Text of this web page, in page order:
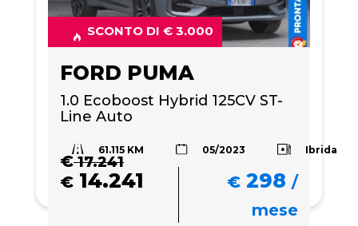
SCONTO DI € 3.000
FORD PUMA
1.0 Ecoboost Hybrid 125CV ST-
Line Auto
61.115 KM 05/2023 Ibrida
€17.241
€ 14.241 € 298 /
mese